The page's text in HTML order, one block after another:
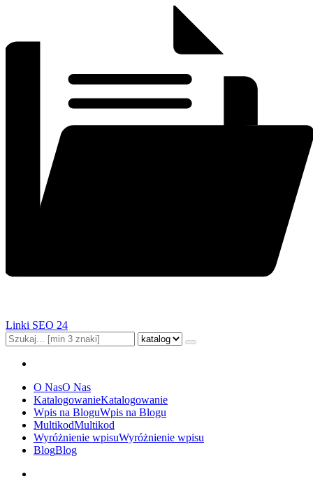
Linki SEO 24
O NasO Nas
KatalogowanieKatalogowanie
Wpis na BloguWpis na Blogu
MultikodMultikod
Wyróżnienie wpisuWyróżnienie wpisu
BlogBlog